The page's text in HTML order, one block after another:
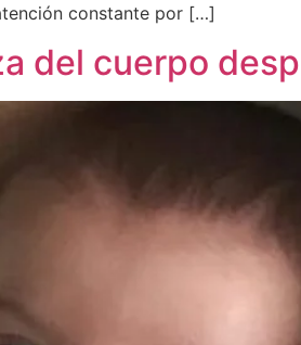
constante por […]
del cuerpo